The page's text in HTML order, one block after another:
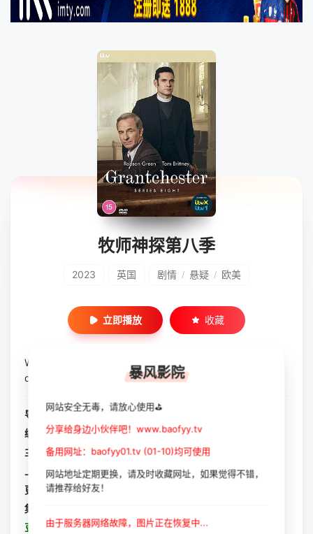
牧师神探第八季
2023 英国 剧情 / 悬疑 / 欧美
立即播放 收藏
Will’s life has changed for the better. He is happily marrie
d to the brilliant, Bonnie and due to be...
导演： 罗伯·伊万斯
编剧： 暂无
主演： 汤姆·布里特尼 / 罗布森·格林 / 迈克尔·D·泽维尔
上映： 2023-07-09
更新： 2023-10-11
集数：
豆瓣： 牧师神探第八季
暴风影院
网站安全无毒，请放心使用⛳
分享给身边小伙伴吧！www.baofyy.tv
备用网址：baofyy01.tv (01-10)均可使用
网站地址定期更换，请及时收藏网址，如果觉得不错，
请推荐给好友！
由于服务器网络故障，图片正在恢复中...